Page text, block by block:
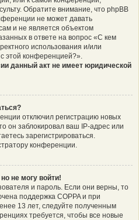
Обратите внимание, что phpBB
не может давать
и не является объектом
в ответе на вопрос «С кем
использования и/или
этой конференцией?».
данный акт не имеет юридической
отключил регистрацию новых
он заблокировал ваш IP-адрес или
зарегистрироваться.
конференции.
не могу войти!
и пароль. Если они верны, то
поддержка COPPA и при
13 лет, следуйте полученным
требуется, чтобы все новые